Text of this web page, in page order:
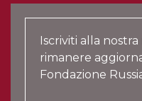
Iscriviti alla
rimanere
Fondazione